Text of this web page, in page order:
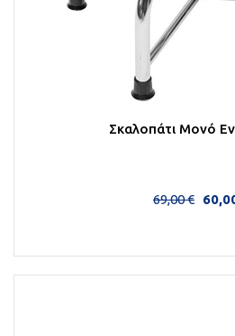
Σκαλοπάτι Μονό
69,00 €